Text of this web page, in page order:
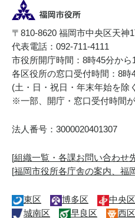
〒810-8620 福岡市中央区天神
代表電話：092-711-4111
市役所開庁時間：8時45分から
各区役所の窓口受付時間：8時
(土・日・祝日・年末年始を除
※一部、開庁・窓口受付時間
法人番号：3000020401307
[組織一覧・各課お問い合わせ
[福岡市役所各庁舎の案内、福
東区 博多区 中央区
城南区
早良区 西区